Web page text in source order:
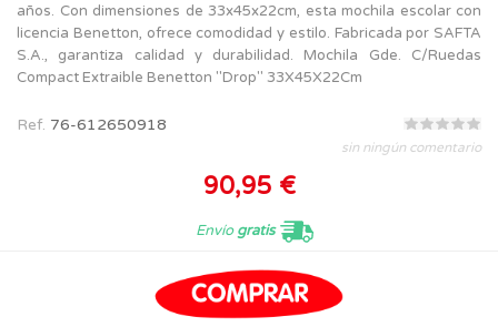
años. Con dimensiones de 33x45x22cm, esta mochila escolar con
licencia Benetton, ofrece comodidad y estilo. Fabricada por SAFTA
S.A., garantiza calidad y durabilidad. Mochila Gde. C/Ruedas
Compact Extraible Benetton "Drop" 33X45X22Cm
Ref. 76-612650918
sin ningún comentario
90,95 €
Envíogratis